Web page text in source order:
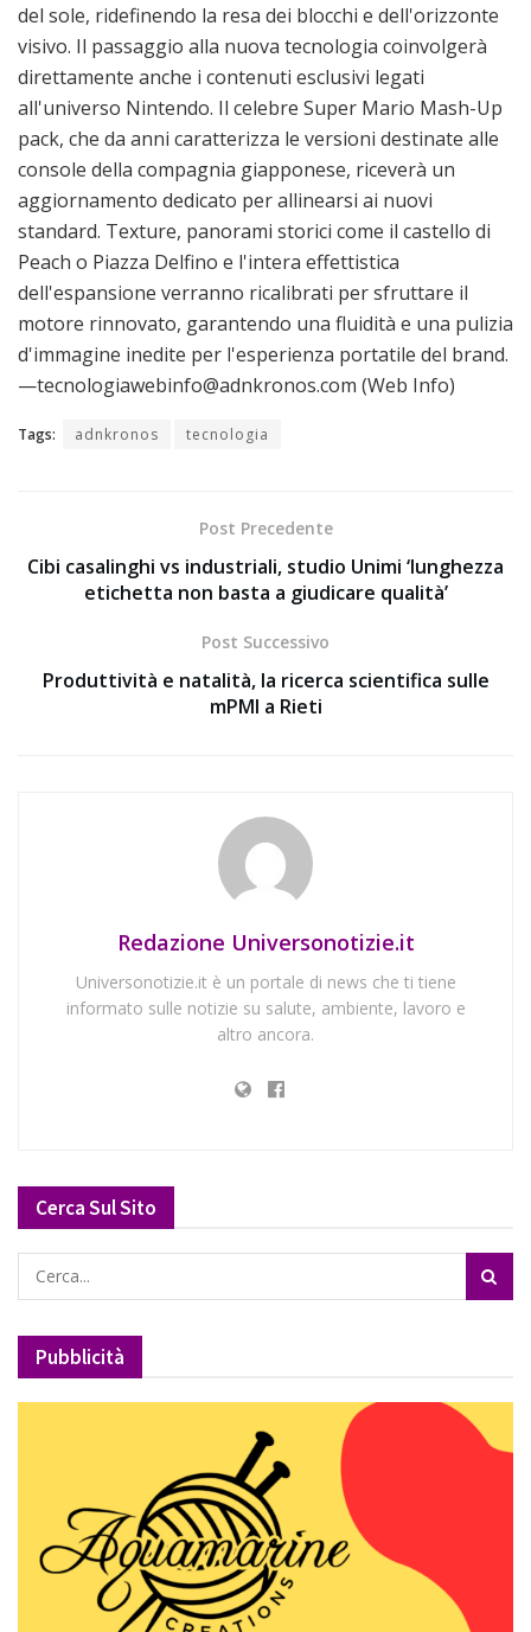
del sole, ridefinendo la resa dei blocchi e dell'orizzonte
visivo. Il passaggio alla nuova tecnologia coinvolgerà
direttamente anche i contenuti esclusivi legati
all'universo Nintendo. Il celebre Super Mario Mash-Up
pack, che da anni caratterizza le versioni destinate alle
console della compagnia giapponese, riceverà un
aggiornamento dedicato per allinearsi ai nuovi
standard. Texture, panorami storici come il castello di
Peach o Piazza Delfino e l'intera effettistica
dell'espansione verranno ricalibrati per sfruttare il
motore rinnovato, garantendo una fluidità e una pulizia
d'immagine inedite per l'esperienza portatile del brand.
—tecnologiawebinfo@adnkronos.com (Web Info)
Tags: adnkronos tecnologia
Post Precedente
Cibi casalinghi vs industriali, studio Unimi ‘lunghezza
etichetta non basta a giudicare qualità’
Post Successivo
Produttività e natalità, la ricerca scientifica sulle
mPMI a Rieti
Redazione Universonotizie.it
Universonotizie.it è un portale di news che ti tiene
informato sulle notizie su salute, ambiente, lavoro e
altro ancora.
Cerca Sul Sito
Pubblicità